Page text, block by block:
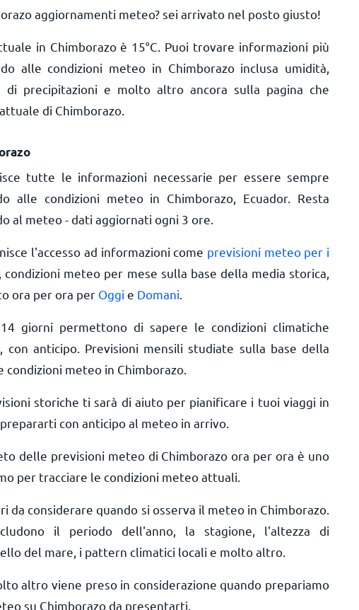
aggiornamenti meteo? sei arrivato nel posto giusto!
in Chimborazo è 15°C . Puoi trovare informazioni più
alle condizioni meteo in Chimborazo inclusa umidità,
di precipitazioni e molto altro ancora sulla pagina che
di Chimborazo.
tutte le informazioni necessarie per essere sempre
alle condizioni meteo in Chimborazo, Ecuador. Resta
al meteo - dati aggiornati ogni 3 ore.
l'accesso ad informazioni come previsioni meteo per i
, condizioni meteo per mese sulla base della media storica,
ora per ora per Oggi e Domani
giorni permettono di sapere le condizioni climatiche
con anticipo. Previsioni mensili studiate sulla base della
condizioni meteo in Chimborazo.
storiche ti sarà di aiuto per pianificare i tuoi viaggi in
con anticipo al meteo in arrivo.
delle previsioni meteo di Chimborazo ora per ora è uno
per tracciare le condizioni meteo attuali.
da considerare quando si osserva il meteo in Chimborazo.
il periodo dell'anno, la stagione, l'altezza di
del mare, i pattern climatici locali e molto altro.
altro viene preso in considerazione quando prepariamo
su Chimborazo da presentarti.